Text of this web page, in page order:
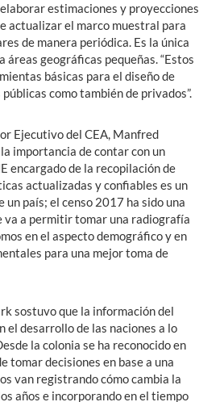
estimaciones y proyecciones
actualizar el marco muestral para
de manera periódica. Es la única
áreas geográficas pequeñas. “Estos
básicas para el diseño de
como también de privados”.
Ejecutivo del CEA, Manfred
importancia de contar con un
encargado de la recopilación de
actualizadas y confiables es un
país; el censo 2017 ha sido una
va a permitir tomar una radiografía
en el aspecto demográfico y en
para una mejor toma de
sostuvo que la información del
el desarrollo de las naciones a lo
la colonia se ha reconocido en
tomar decisiones en base a una
van registrando cómo cambia la
años e incorporando en el tiempo